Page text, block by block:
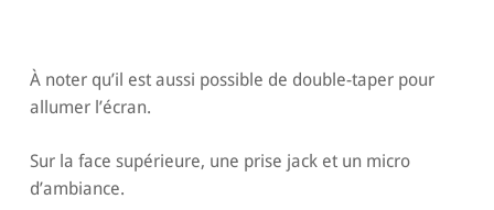
À noter qu’il est aussi possible de double-taper pour
allumer l’écran.
Sur la face supérieure, une prise jack et un micro
d’ambiance.